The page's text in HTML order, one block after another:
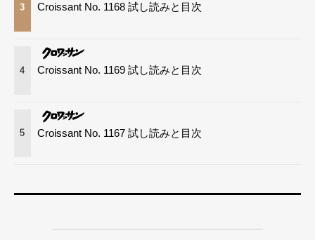
3 Croissant No. 1168 試し読みと目次
4 Croissant No. 1169 試し読みと目次
5 Croissant No. 1167 試し読みと目次